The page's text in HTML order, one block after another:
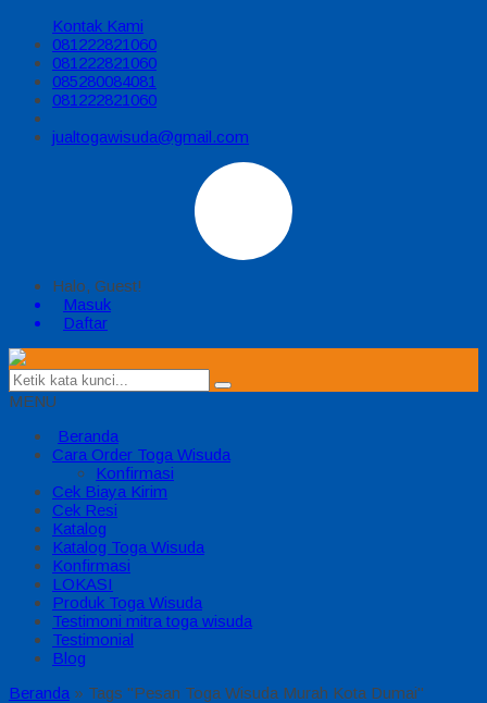
Kontak Kami
081222821060
081222821060
085280084081
081222821060
jualtogawisuda@gmail.com
Halo, Guest!
Masuk
Daftar
MENU
Beranda
Cara Order Toga Wisuda
Konfirmasi
Cek Biaya Kirim
Cek Resi
Katalog
Katalog Toga Wisuda
Konfirmasi
LOKASI
Produk Toga Wisuda
Testimoni mitra toga wisuda
Testimonial
Blog
Beranda » Tags "Pesan Toga Wisuda Murah Kota Dumai"